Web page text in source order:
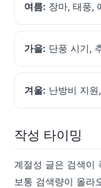
여름: 장마, 태풍,
가을: 단풍 시기,
겨울: 난방비 지
작성 타이밍
계절성 글은 검색이
보통 검색량이 올라